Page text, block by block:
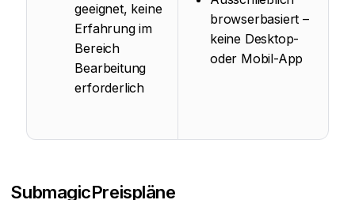
geeignet, keine
Erfahrung im
Bereich
Bearbeitung
erforderlich
browserbasiert –
keine Desktop-
oder Mobil-App
SubmagicPreispläne